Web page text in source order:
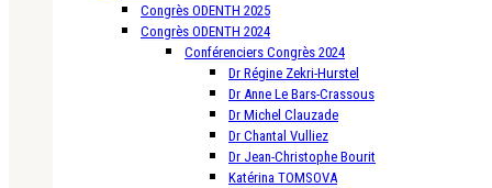
Congrès ODENTH 2025
Congrès ODENTH 2024
Conférenciers Congrès 2024
Dr Régine Zekri-Hurstel
Dr Anne Le Bars-Crassous
Dr Michel Clauzade
Dr Chantal Vulliez
Dr Jean-Christophe Bourit
Katérina TOMSOVA